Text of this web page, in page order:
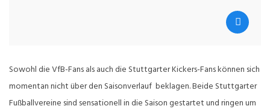
Sowohl die VfB-Fans als auch die Stuttgarter Kickers-Fans können sich
momentan nicht über den Saisonverlauf beklagen. Beide Stuttgarter
Fußballvereine sind sensationell in die Saison gestartet und ringen um